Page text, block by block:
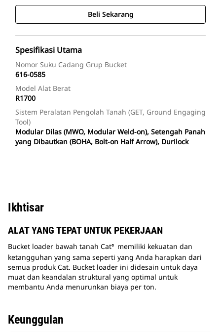
Beli Sekarang
Spesifikasi Utama
Nomor Suku Cadang Grup Bucket
616-0585
Model Alat Berat
R1700
Sistem Peralatan Pengolah Tanah (GET, Ground Engaging
Tool)
Modular Dilas (MWO, Modular Weld-on), Setengah Panah
yang Dibautkan (BOHA, Bolt-on Half Arrow), Durilock
Ikhtisar
ALAT YANG TEPAT UNTUK PEKERJAAN
Bucket loader bawah tanah Cat® memiliki kekuatan dan
ketangguhan yang sama seperti yang Anda harapkan dari
semua produk Cat. Bucket loader ini didesain untuk daya
muat dan keandalan struktural yang optimal untuk
membantu Anda menurunkan biaya per ton.
Keunggulan